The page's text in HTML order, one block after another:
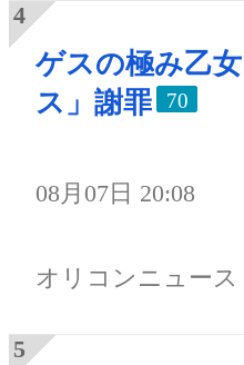
ゲスの極み乙
ス」謝罪
70
08月07日 20:08
オリコンニュース